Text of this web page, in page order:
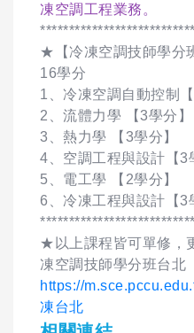
凍空調工程業務。
★【冷凍空調技師學分
16學分
1、冷凍空調自動控制
2、流體力學 【3學分】
3、熱力學 【3學分】
4、空調工程與設計【3
5、電工學 【2學分】
6、冷凍工程與設計【3
★以上課程皆可單修，
凍空調技師學分班台北
https://
凍台北